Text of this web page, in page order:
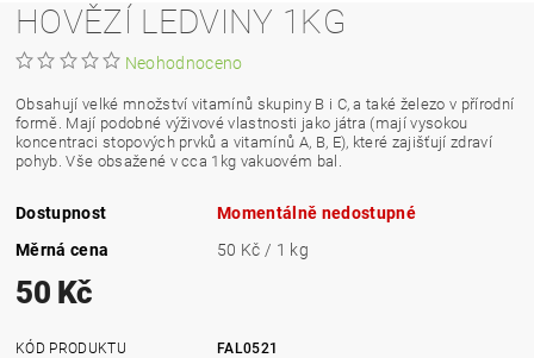
HOVĚZÍ LEDVINY 1KG
Neohodnoceno
Obsahují velké množství vitamínů skupiny B i C, a také železo v přírodní
formě. Mají podobné výživové vlastnosti jako játra (mají vysokou
koncentraci stopových prvků a vitamínů A, B, E), které zajišťují zdraví
pohyb. Vše obsažené v cca 1kg vakuovém bal.
Dostupnost
Momentálně nedostupné
Měrná cena
50 Kč / 1 kg
50 Kč
KÓD PRODUKTU
FAL0521